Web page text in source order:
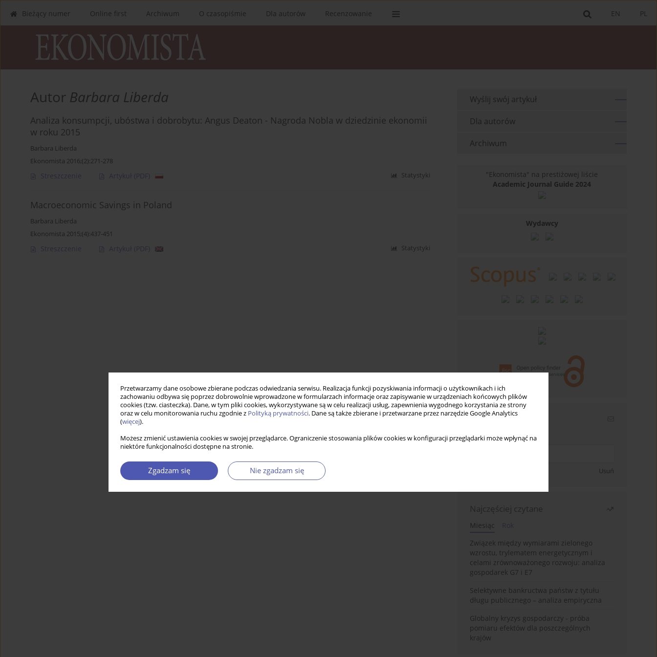
Przetwarzamy dane osobowe zbierane podczas odwiedzania serwisu. Realizacja funkcji pozyskiwania informacji o użytkownikach i ich
zachowaniu odbywa się poprzez dobrowolnie wprowadzone w formularzach informacje oraz zapisywanie w urządzeniach końcowych plików
cookies (tzw. ciasteczka). Dane, w tym pliki cookies, wykorzystywane są w celu realizacji usług, zapewnienia wygodnego korzystania ze strony
oraz w celu monitorowania ruchu zgodnie z Polityką prywatności. Dane są także zbierane i przetwarzane przez narzędzie Google Analytics
(więcej).
Możesz zmienić ustawienia cookies w swojej przeglądarce. Ograniczenie stosowania plików cookies w konfiguracji przeglądarki może wpłynąć na
niektóre funkcjonalności dostępne na stronie.
Zgadzam się Nie zgadzam się
PL
EN
Bieżący numer Online first Archiwum O czasopiśmie Dla autorów Recenzowanie
Autor Barbara Liberda
Analiza konsumpcji, ubóstwa i dobrobytu: Angus Deaton - Nagroda Nobla w dziedzinie ekonomii
w roku 2015
Barbara Liberda
Ekonomista 2016;(2):271-278
Streszczenie Artykuł (PDF) Statystyki
Macroeconomic Savings in Poland
Barbara Liberda
Ekonomista 2015;(4):437-451
Streszczenie Artykuł (PDF) Statystyki
Wyślij swój artykuł
Dla autorów
Archiwum
"Ekonomista" na prestiżowej liście
Academic Journal Guide 2024
Wydawcy
Newsletter
Wpisz swój adres email
Usuń
Najczęściej czytane
Miesiąc
Związek między wymiarami zielonego
wzrostu, trylematem energetycznym i
celami zrównoważonego rozwoju: analiza
gospodarek G7 i E7
Selektywne bankructwa państw z tytułu
długu publicznego – analiza empiryczna
Globalny kryzys gospodarczy - próba
pomiaru efektów dla poszczególnych
krajów